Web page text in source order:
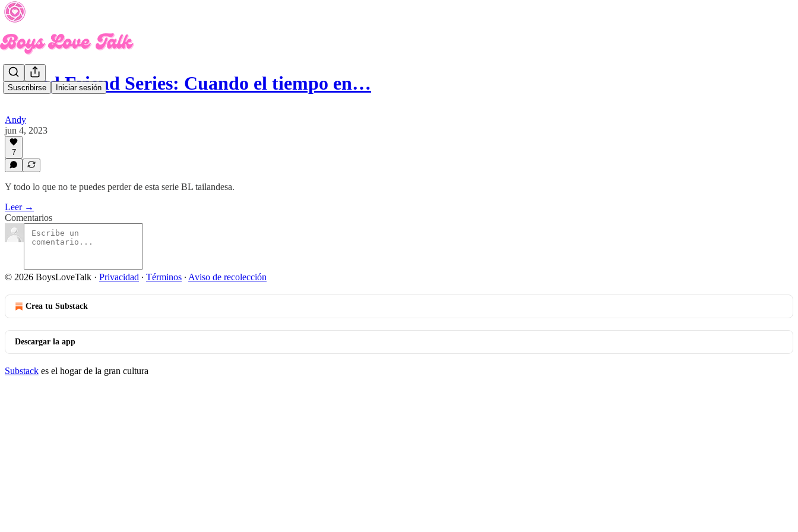
Suscribirse Iniciar sesión
🎞 Bed Friend Series: Cuando el tiempo en…
Andy
jun 4, 2023
7
Y todo lo que no te puedes perder de esta serie BL tailandesa.
Leer →
Comentarios
© 2026 BoysLoveTalk · Privacidad ∙ Términos ∙ Aviso de recolección
Crea tu Substack
Descargar la app
Substack es el hogar de la gran cultura